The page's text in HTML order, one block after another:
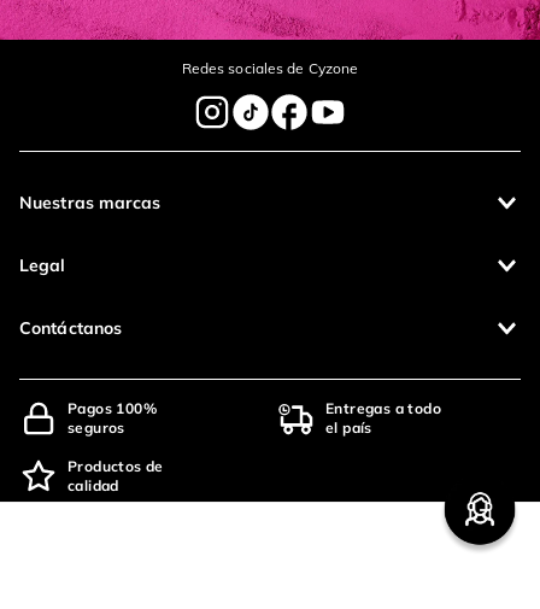
Redes sociales de Cyzone
Nuestras marcas
Legal
Contáctanos
Pagos 100%
seguros
Entregas a todo
el país
Productos de
calidad